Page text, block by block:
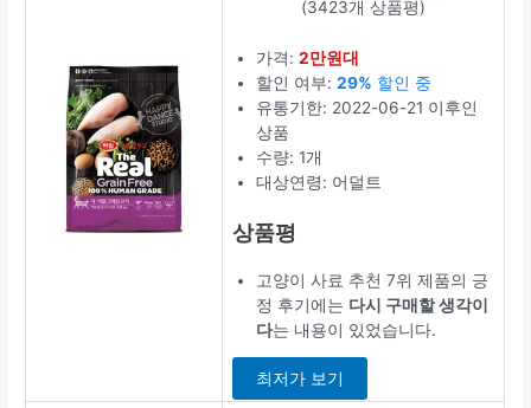
(3423개 상품평)
가격:2만원대
할인 여부:29% 할인 중
유통기한: 2022-06-21 이후인
상품
수량: 1개
대상연령: 어덜트
상품평
고양이 사료 추천 7위 제품의 긍
정 후기에는 다시 구매할 생각이
다는 내용이 있었습니다.
최저가 보기